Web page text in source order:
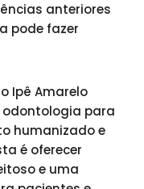
anteriores
pode fazer
Ipê Amarelo
para
humanizado e
é oferecer
e uma